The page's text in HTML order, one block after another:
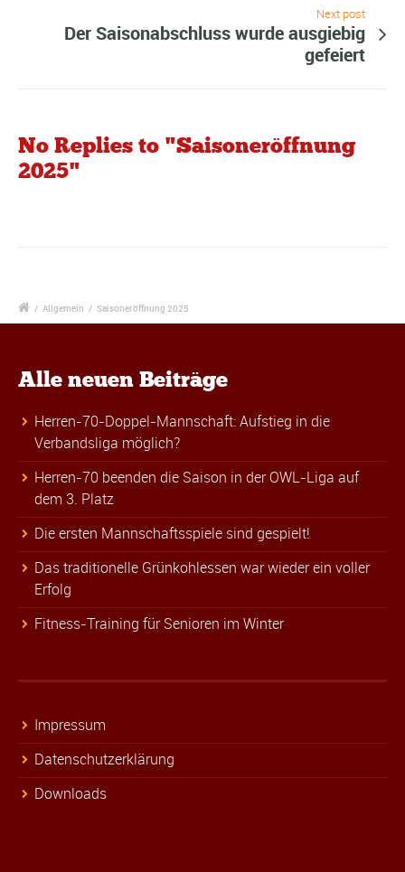
Next post
Der Saisonabschluss wurde ausgiebig
gefeiert
No Replies to "Saisoneröffnung
2025"
/ Allgemein / Saisoneröffnung 2025
Alle neuen Beiträge
Herren-70-Doppel-Mannschaft: Aufstieg in die
Verbandsliga möglich?
Herren-70 beenden die Saison in der OWL-Liga auf
dem 3. Platz
Die ersten Mannschaftsspiele sind gespielt!
Das traditionelle Grünkohlessen war wieder ein voller
Erfolg
Fitness-Training für Senioren im Winter
Impressum
Datenschutzerklärung
Downloads